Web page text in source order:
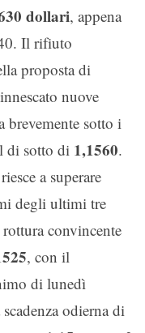
dollari, appena
Il rifiuto
proposta di
nuove
brevemente sotto i
di sotto di 1,1560.
a superare
degli ultimi tre
convincente
, con il
di lunedì
odierna di